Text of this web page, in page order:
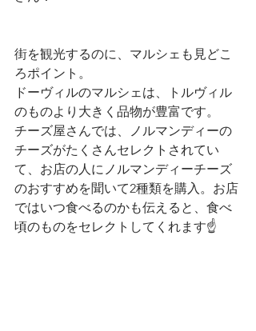
街を観光するのに、マルシェも見どこ
ろポイント。
ドーヴィルのマルシェは、トルヴィル
のものより大きく品物が豊富です。
チーズ屋さんでは、ノルマンディーの
チーズがたくさんセレクトされてい
て、お店の人にノルマンディーチーズ
のおすすめを聞いて2種類を購入。お店
ではいつ食べるのかも伝えると、食べ
頃のものをセレクトしてくれます☝️